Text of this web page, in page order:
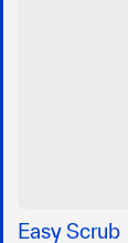
Easy Scrub